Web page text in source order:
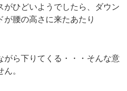
がひどいようでしたら、ダウン
が腰の高さに来たあたり
がら下りてくる・・・そんな意
。